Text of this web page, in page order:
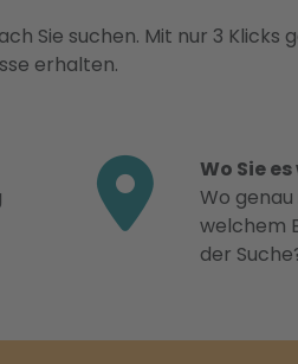
Sie suchen. Mit nur 3 Klicks
erhalten.
Wo Sie
Wo
welchem
der